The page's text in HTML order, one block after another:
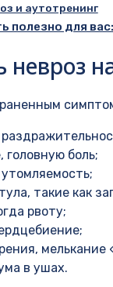
и аутотренинг
полезно для вас:
невроз
головную боль;
такие как
рвоту;
мелькание
в ушах.